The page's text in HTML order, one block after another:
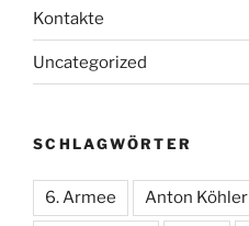
Kontakte
Uncategorized
SCHLAGWÖRTER
6. Armee Anton Köhler